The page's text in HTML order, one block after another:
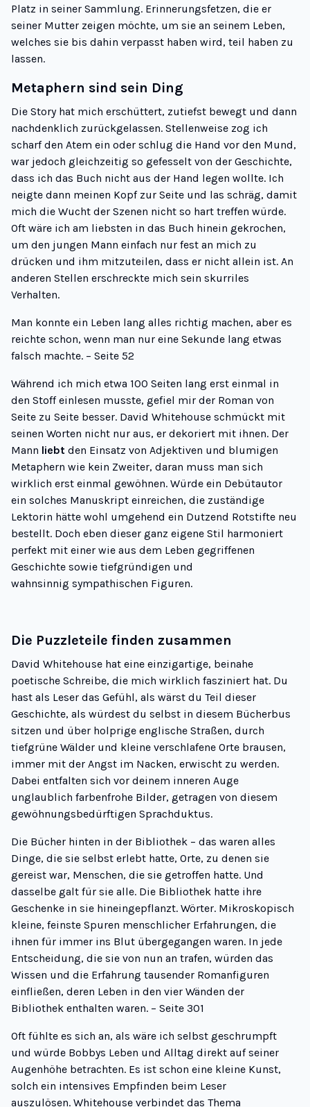
Platz in seiner Sammlung. Erinnerungsfetzen, die er
seiner Mutter zeigen möchte, um sie an seinem Leben,
welches sie bis dahin verpasst haben wird, teil haben zu
lassen.
Metaphern sind sein Ding
Die Story hat mich erschüttert, zutiefst bewegt und dann
nachdenklich zurückgelassen. Stellenweise zog ich
scharf den Atem ein oder schlug die Hand vor den Mund,
war jedoch gleichzeitig so gefesselt von der Geschichte,
dass ich das Buch nicht aus der Hand legen wollte. Ich
neigte dann meinen Kopf zur Seite und las schräg, damit
mich die Wucht der Szenen nicht so hart treffen würde.
Oft wäre ich am liebsten in das Buch hinein gekrochen,
um den jungen Mann einfach nur fest an mich zu
drücken und ihm mitzuteilen, dass er nicht allein ist. An
anderen Stellen erschreckte mich sein skurriles
Verhalten.
Man konnte ein Leben lang alles richtig machen, aber es
reichte schon, wenn man nur eine Sekunde lang etwas
falsch machte. – Seite 52
Während ich mich etwa 100 Seiten lang erst einmal in
den Stoff einlesen musste, gefiel mir der Roman von
Seite zu Seite besser. David Whitehouse schmückt mit
seinen Worten nicht nur aus, er dekoriert mit ihnen. Der
Mann liebt den Einsatz von Adjektiven und blumigen
Metaphern wie kein Zweiter, daran muss man sich
wirklich erst einmal gewöhnen. Würde ein Debütautor
ein solches Manuskript einreichen, die zuständige
Lektorin hätte wohl umgehend ein Dutzend Rotstifte neu
bestellt. Doch eben dieser ganz eigene Stil harmoniert
perfekt mit einer wie aus dem Leben gegriffenen
Geschichte sowie tiefgründigen und
wahnsinnig sympathischen Figuren.
Die Puzzleteile finden zusammen
David Whitehouse hat eine einzigartige, beinahe
poetische Schreibe, die mich wirklich fasziniert hat. Du
hast als Leser das Gefühl, als wärst du Teil dieser
Geschichte, als würdest du selbst in diesem Bücherbus
sitzen und über holprige englische Straßen, durch
tiefgrüne Wälder und kleine verschlafene Orte brausen,
immer mit der Angst im Nacken, erwischt zu werden.
Dabei entfalten sich vor deinem inneren Auge
unglaublich farbenfrohe Bilder, getragen von diesem
gewöhnungsbedürftigen Sprachduktus.
Die Bücher hinten in der Bibliothek – das waren alles
Dinge, die sie selbst erlebt hatte, Orte, zu denen sie
gereist war, Menschen, die sie getroffen hatte. Und
dasselbe galt für sie alle. Die Bibliothek hatte ihre
Geschenke in sie hineingepflanzt. Wörter. Mikroskopisch
kleine, feinste Spuren menschlicher Erfahrungen, die
ihnen für immer ins Blut übergegangen waren. In jede
Entscheidung, die sie von nun an trafen, würden das
Wissen und die Erfahrung tausender Romanfiguren
einfließen, deren Leben in den vier Wänden der
Bibliothek enthalten waren. – Seite 301
Oft fühlte es sich an, als wäre ich selbst geschrumpft
und würde Bobbys Leben und Alltag direkt auf seiner
Augenhöhe betrachten. Es ist schon eine kleine Kunst,
solch ein intensives Empfinden beim Leser
auszulösen. Whitehouse verbindet das Thema